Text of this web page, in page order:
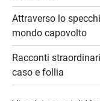
Attraverso lo
mondo capovolto
Racconti
caso e follia